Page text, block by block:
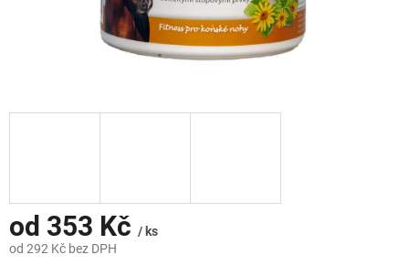
od 353 Kč / ks
od 292 Kč bez DPH